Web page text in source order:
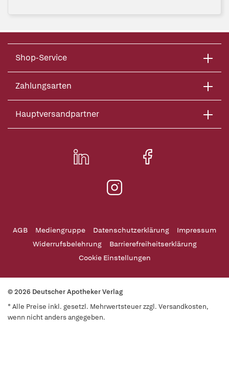
Shop-Service
Zahlungsarten
Hauptversandpartner
AGB Mediengruppe Datenschutzerklärung
Impressum
Widerrufsbelehrung
Barrierefreiheitserklärung
Cookie Einstellungen
© 2026 Deutscher Apotheker Verlag
* Alle Preise inkl. gesetzl. Mehrwertsteuer zzgl. Versandkosten,
wenn nicht anders angegeben.